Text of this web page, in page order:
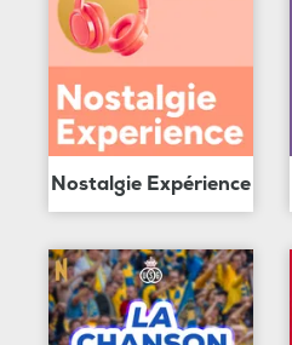
Nostalgie Expérience